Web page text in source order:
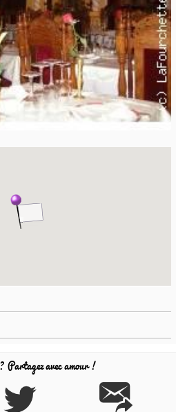
Partagez avec amour !